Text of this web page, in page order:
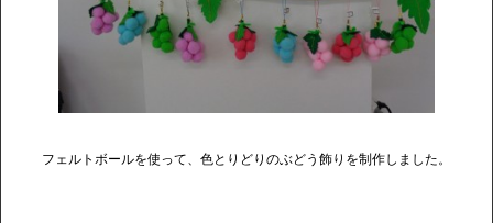
フェルトボールを使って、色とりどりのぶどう飾りを制作しました。